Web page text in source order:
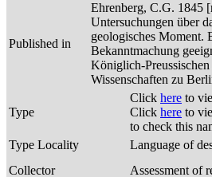
Published in
Ehrenberg, C.G. 1845
Untersuchungen über
geologisches Moment.
Bekanntmachung
Königlich-
Wissenschaften zu
Type
Click here to
Click here to
to check this
Type Locality
Language of
Collector
Assessment of